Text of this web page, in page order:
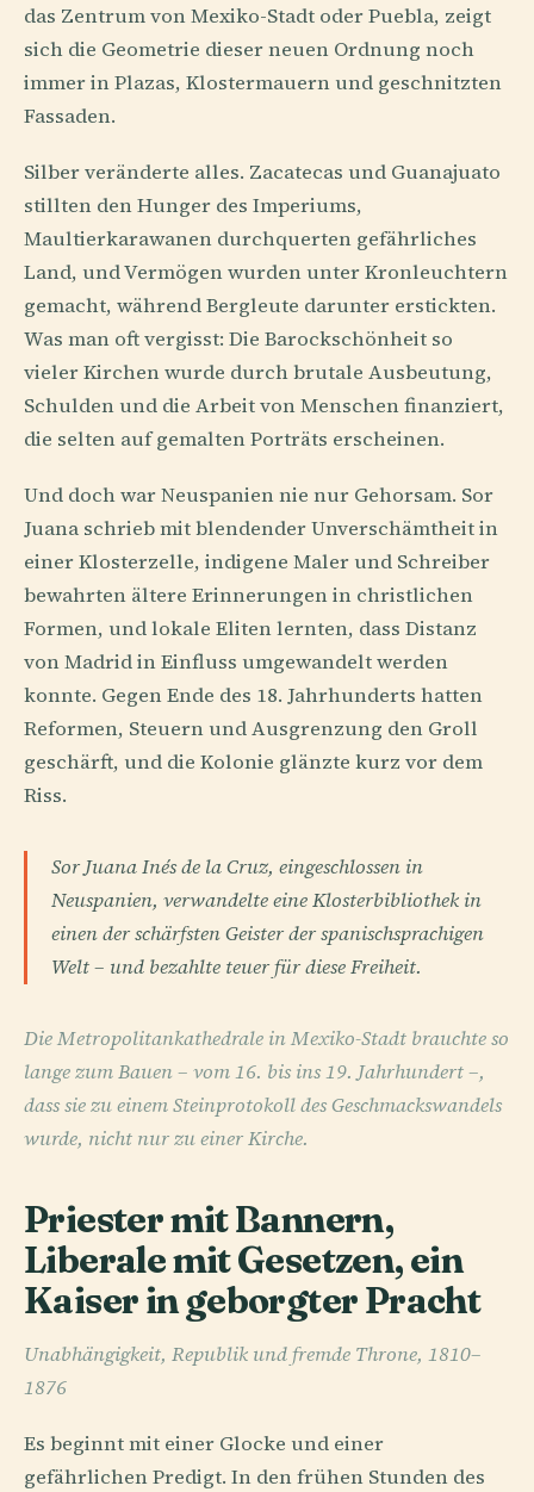
das Zentrum von Mexiko-Stadt oder Puebla, zeigt
sich die Geometrie dieser neuen Ordnung noch
immer in Plazas, Klostermauern und geschnitzten
Fassaden.
Silber veränderte alles. Zacatecas und Guanajuato
stillten den Hunger des Imperiums,
Maultierkarawanen durchquerten gefährliches
Land, und Vermögen wurden unter Kronleuchtern
gemacht, während Bergleute darunter erstickten.
Was man oft vergisst: Die Barockschönheit so
vieler Kirchen wurde durch brutale Ausbeutung,
Schulden und die Arbeit von Menschen finanziert,
die selten auf gemalten Porträts erscheinen.
Und doch war Neuspanien nie nur Gehorsam. Sor
Juana schrieb mit blendender Unverschämtheit in
einer Klosterzelle, indigene Maler und Schreiber
bewahrten ältere Erinnerungen in christlichen
Formen, und lokale Eliten lernten, dass Distanz
von Madrid in Einfluss umgewandelt werden
konnte. Gegen Ende des 18. Jahrhunderts hatten
Reformen, Steuern und Ausgrenzung den Groll
geschärft, und die Kolonie glänzte kurz vor dem
Riss.
Sor Juana Inés de la Cruz, eingeschlossen in
Neuspanien, verwandelte eine Klosterbibliothek in
einen der schärfsten Geister der spanischsprachigen
Welt – und bezahlte teuer für diese Freiheit.
Die Metropolitankathedrale in Mexiko-Stadt brauchte so
lange zum Bauen – vom 16. bis ins 19. Jahrhundert –,
dass sie zu einem Steinprotokoll des Geschmackswandels
wurde, nicht nur zu einer Kirche.
Priester mit Bannern,
Liberale mit Gesetzen, ein
Kaiser in geborgter Pracht
Unabhängigkeit, Republik und fremde Throne, 1810–
1876
Es beginnt mit einer Glocke und einer
gefährlichen Predigt. In den frühen Stunden des